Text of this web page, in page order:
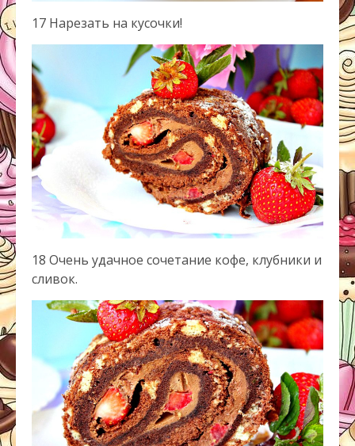
17 Нарезать на кусочки!
18 Очень удачное сочетание кофе, клубники и
сливок.